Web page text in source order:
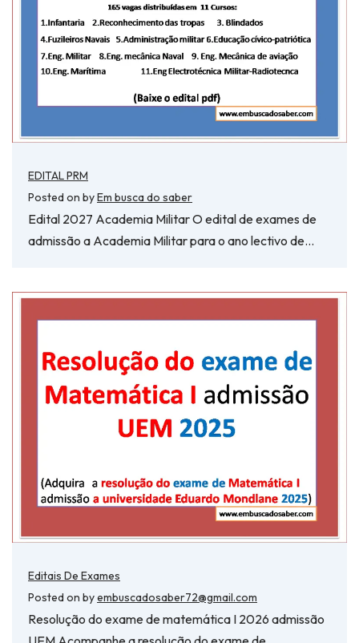
EDITAL PRM
Posted on byEm busca do saber
Edital 2027 Academia Militar O edital de exames de
admissão a Academia Militar para o ano lectivo de…
Editais De Exames
Posted on byembuscadosaber72@gmail.com
Resolução do exame de matemática I 2026 admissão